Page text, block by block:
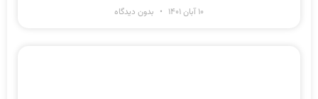
۱۰ آبان ۱۴۰۱ بدون دیدگاه